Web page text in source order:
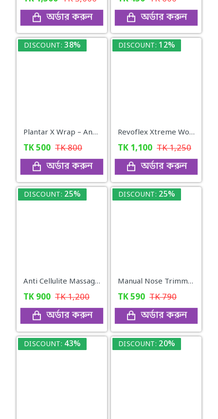
অর্ডার করুন অর্ডার করুন
DISCOUNT: 38%
Plantar X Wrap – Ankle Support for Men & Women
TK500 TK800
অর্ডার করুন
DISCOUNT: 12%
Revoflex Xtreme Workout Set
TK 1,100 TK1,250
অর্ডার করুন
DISCOUNT: 25%
Anti Cellulite Massage Oil
TK 900 TK1,200
অর্ডার করুন
DISCOUNT: 25%
Manual Nose Trimmer
TK590 TK790
অর্ডার করুন
DISCOUNT: 43% DISCOUNT: 20%